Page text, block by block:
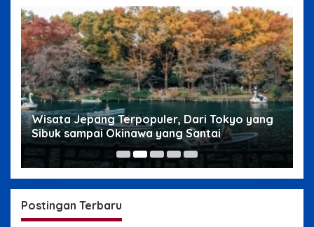
Wisata Jepang Terpopuler, Dari Tokyo yang
Sibuk sampai Okinawa yang Santai
Postingan Terbaru